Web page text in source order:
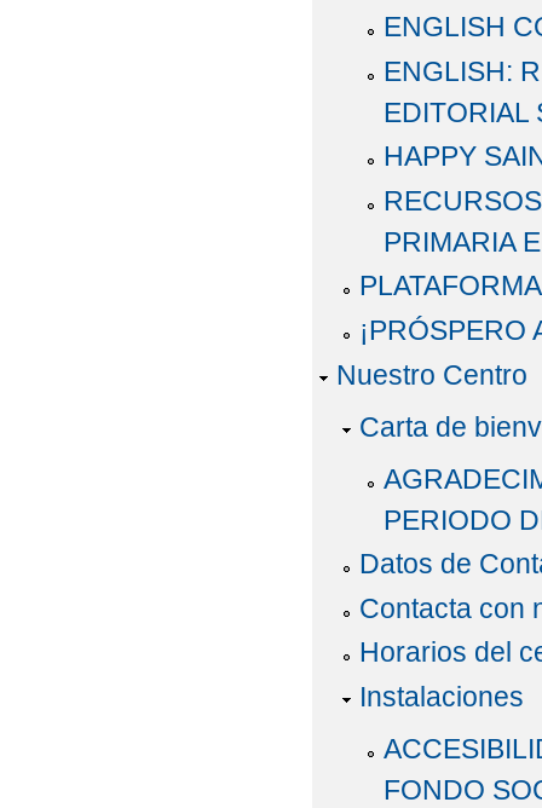
ENGLISH
ENGLISH:
EDITORIAL
HAPPY
PRIMARIA
¡PRÓSPERO
Nuestro Centro
Carta de
PERIODO
Datos de
Contacta con
Horarios del
Instalaciones
FONDO